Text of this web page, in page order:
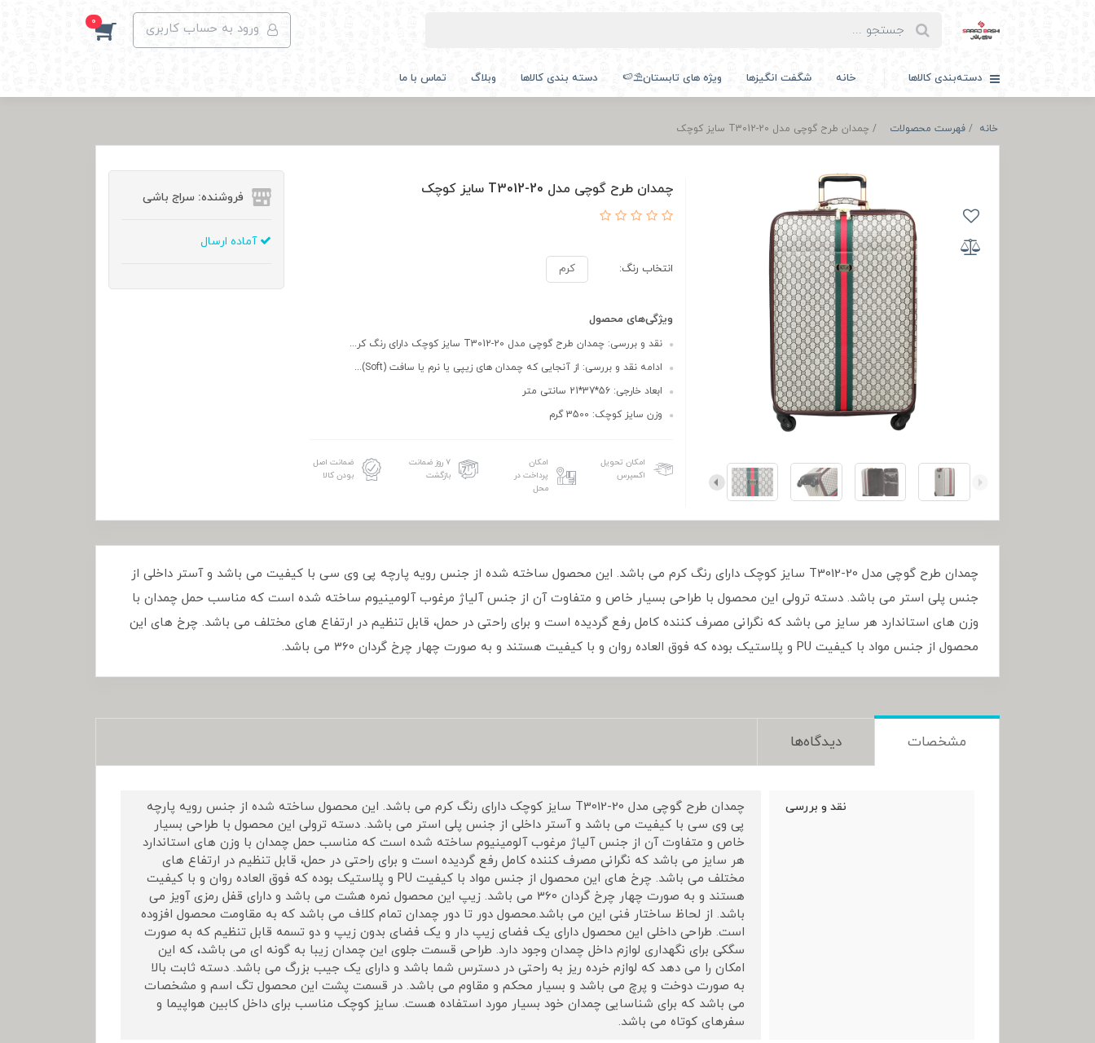
ورود به حساب کاربری 0
دسته‌بندی کالاها خانه شگفت انگیزها ویژه های تابستان⛱️🍉 دسته بندی کالاها وبلاگ تماس با ما
خانه فهرست محصولات چمدان طرح گوچی مدل T3012-20 سایز کوچک
چمدان طرح گوچی مدل T3012-20 سایز کوچک
انتخاب رنگ: کرم
ویژگی‌های محصول
نقد و بررسی: چمدان طرح گوچی مدل T3012-20 سایز کوچک دارای رنگ کر...
ادامه نقد و بررسی: از آنجایی که چمدان های زیپی یا نرم یا سافت (Soft)...
ابعاد خارجی: 56*37*21 سانتی متر
وزن سایز کوچک: 3500 گرم
امکان تحویل
اکسپرس
امکان
پرداخت در
محل
۷ روز ضمانت
بازگشت
ضمانت اصل
بودن کالا
فروشنده: سراج باشی
آماده ارسال
چمدان طرح گوچی مدل T3012-20 سایز کوچک دارای رنگ کرم می باشد. این محصول ساخته شده از جنس رویه پارچه پی وی سی با کیفیت می باشد و آستر داخلی از
جنس پلی استر می باشد. دسته ترولی این محصول با طراحی بسیار خاص و متفاوت آن از جنس آلیاژ مرغوب آلومینیوم ساخته شده است که مناسب حمل چمدان با
وزن های استاندارد هر سایز می باشد که نگرانی مصرف کننده کامل رفع گردیده است و برای راحتی در حمل، قابل تنظیم در ارتفاع های مختلف می باشد. چرخ های این
محصول از جنس مواد با کیفیت PU و پلاستیک بوده که فوق العاده روان و با کیفیت هستند و به صورت چهار چرخ گردان 360 می باشد.
مشخصات دیدگاه‌ها
نقد و بررسی
چمدان طرح گوچی مدل T3012-20 سایز کوچک دارای رنگ کرم می باشد. این محصول ساخته شده از جنس رویه پارچه
پی وی سی با کیفیت می باشد و آستر داخلی از جنس پلی استر می باشد. دسته ترولی این محصول با طراحی بسیار
خاص و متفاوت آن از جنس آلیاژ مرغوب آلومینیوم ساخته شده است که مناسب حمل چمدان با وزن های استاندارد
هر سایز می باشد که نگرانی مصرف کننده کامل رفع گردیده است و برای راحتی در حمل، قابل تنظیم در ارتفاع های
مختلف می باشد. چرخ های این محصول از جنس مواد با کیفیت PU و پلاستیک بوده که فوق العاده روان و با کیفیت
هستند و به صورت چهار چرخ گردان 360 می باشد. زیپ این محصول نمره هشت می باشد و دارای قفل رمزی آویز می
باشد. از لحاظ ساختار فنی این می باشد.محصول دور تا دور چمدان تمام کلاف می باشد که به مقاومت محصول افزوده
است. طراحی داخلی این محصول دارای یک فضای زیپ دار و یک فضای بدون زیپ و دو تسمه قابل تنظیم که به صورت
سگکی برای نگهداری لوازم داخل چمدان وجود دارد. طراحی قسمت جلوی این چمدان زیبا به گونه ای می باشد، که این
امکان را می دهد که لوازم خرده ریز به راحتی در دسترس شما باشد و دارای یک جیب بزرگ می باشد. دسته ثابت بالا
به صورت دوخت و پرچ می باشد و بسیار محکم و مقاوم می باشد. در قسمت پشت این محصول تگ اسم و مشخصات
می باشد که برای شناسایی چمدان خود بسیار مورد استفاده هست. سایز کوچک مناسب برای داخل کابین هواپیما و
سفرهای کوتاه می باشد.